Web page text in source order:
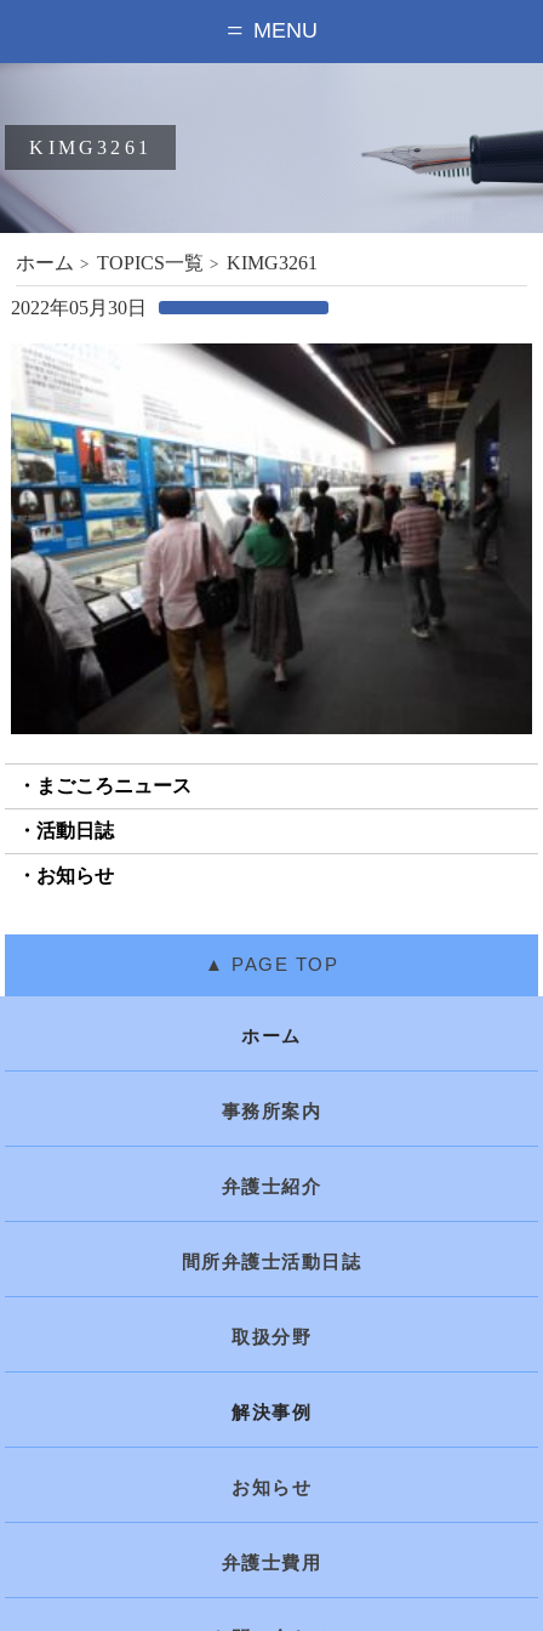
MENU
KIMG3261
ホーム TOPICS一覧 KIMG3261
2022年05月30日
まごころニュース
活動日誌
お知らせ
ホーム
事務所案内
弁護士紹介
間所弁護士活動日誌
取扱分野
解決事例
お知らせ
弁護士費用